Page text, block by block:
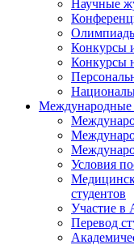
Научные
Конкурсы
Конкурсы
Международные
Условия
студентов
Участие в
Перевод